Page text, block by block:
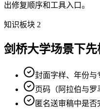
出修复顺序和工具入口。
知识板块 2
剑桥大学场景下先
封面字样、年份与
页码（阿拉伯与罗
匿名送审稿中是